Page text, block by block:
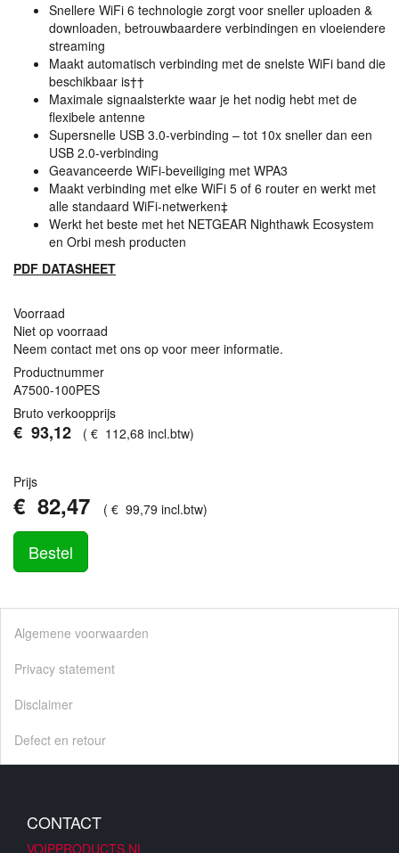
Snellere WiFi 6 technologie zorgt voor sneller uploaden &
downloaden, betrouwbaardere verbindingen en vloeiendere
streaming
Maakt automatisch verbinding met de snelste WiFi band die
beschikbaar is††
Maximale signaalsterkte waar je het nodig hebt met de
flexibele antenne
Supersnelle USB 3.0-verbinding – tot 10x sneller dan een
USB 2.0-verbinding
Geavanceerde WiFi-beveiliging met WPA3
Maakt verbinding met elke WiFi 5 of 6 router en werkt met
alle standaard WiFi-netwerken‡
Werkt het beste met het NETGEAR Nighthawk Ecosystem
en Orbi mesh producten
PDF DATASHEET
Voorraad
Niet op voorraad
Neem contact met ons op voor meer informatie.
Productnummer
A7500-100PES
Bruto verkoopprijs
€ 93,12 ( € 112,68 incl.btw)
Prijs
€ 82,47 ( € 99,79 incl.btw)
Bestel
Algemene voorwaarden
Privacy statement
Disclaimer
Defect en retour
CONTACT
VOIPPRODUCTS.NL